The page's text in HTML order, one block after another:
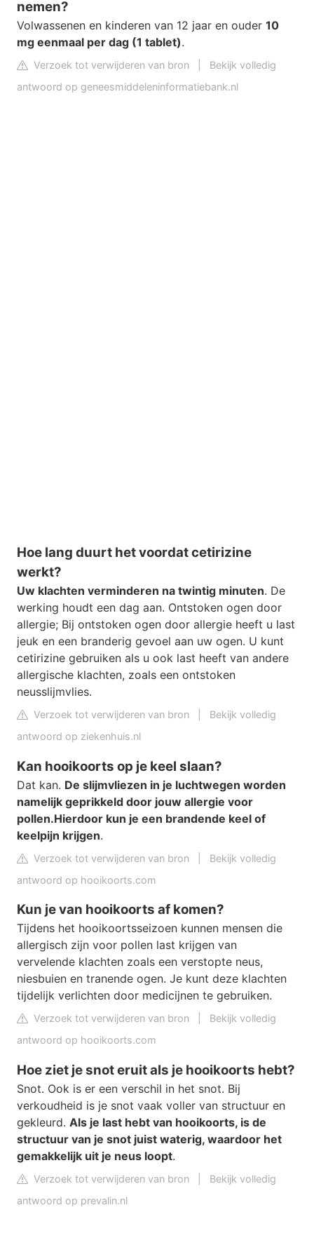
nemen?
Volwassenen en kinderen van 12 jaar en ouder 10
mg eenmaal per dag (1 tablet).
Verzoek tot verwijderen van bron
Bekijk volledig
antwoord op geneesmiddeleninformatiebank.nl
Hoe lang duurt het voordat cetirizine
werkt?
Uw klachten verminderen na twintig minuten. De
werking houdt een dag aan. Ontstoken ogen door
allergie; Bij ontstoken ogen door allergie heeft u last
jeuk en een branderig gevoel aan uw ogen. U kunt
cetirizine gebruiken als u ook last heeft van andere
allergische klachten, zoals een ontstoken
neusslijmvlies.
Verzoek tot verwijderen van bron
Bekijk volledig
antwoord op ziekenhuis.nl
Kan hooikoorts op je keel slaan?
Dat kan. De slijmvliezen in je luchtwegen worden
namelijk geprikkeld door jouw allergie voor
pollen.Hierdoor kun je een brandende keel of
keelpijn krijgen.
Verzoek tot verwijderen van bron
Bekijk volledig
antwoord op hooikoorts.com
Kun je van hooikoorts af komen?
Tijdens het hooikoortsseizoen kunnen mensen die
allergisch zijn voor pollen last krijgen van
vervelende klachten zoals een verstopte neus,
niesbuien en tranende ogen. Je kunt deze klachten
tijdelijk verlichten door medicijnen te gebruiken.
Verzoek tot verwijderen van bron
Bekijk volledig
antwoord op hooikoorts.com
Hoe ziet je snot eruit als je hooikoorts hebt?
Snot. Ook is er een verschil in het snot. Bij
verkoudheid is je snot vaak voller van structuur en
gekleurd. Als je last hebt van hooikoorts, is de
structuur van je snot juist waterig, waardoor het
gemakkelijk uit je neus loopt.
Verzoek tot verwijderen van bron
Bekijk volledig
antwoord op prevalin.nl